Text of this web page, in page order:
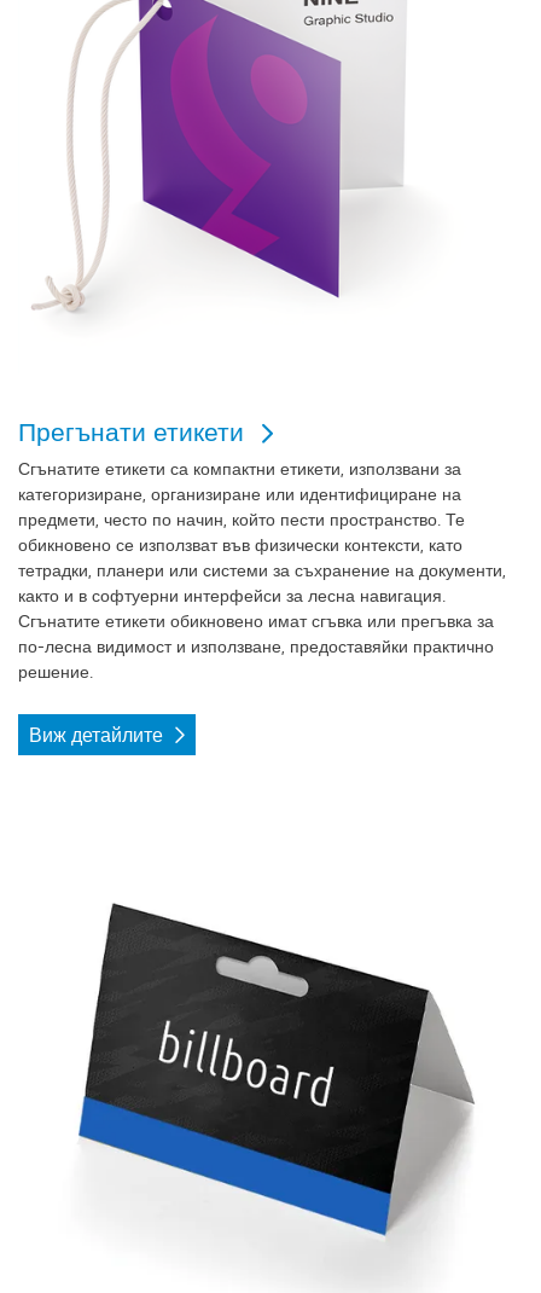
Прегънати етикети
Сгънатите етикети са компактни етикети, използвани за
категоризиране, организиране или идентифициране на
предмети, често по начин, който пести пространство. Те
обикновено се използват във физически контексти, като
тетрадки, планери или системи за съхранение на документи,
както и в софтуерни интерфейси за лесна навигация.
Сгънатите етикети обикновено имат сгъвка или прегъвка за
по-лесна видимост и използване, предоставяйки практично
решение.
Виж детайлите